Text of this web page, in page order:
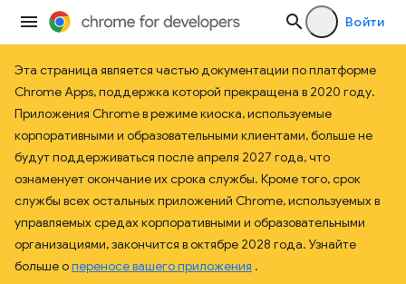
Войти
Эта страница является частью документации по платформе
Chrome Apps, поддержка которой прекращена в 2020 году.
Приложения Chrome в режиме киоска, используемые
корпоративными и образовательными клиентами, больше не
будут поддерживаться после апреля 2027 года, что
ознаменует окончание их срока службы. Кроме того, срок
службы всех остальных приложений Chrome, используемых в
управляемых средах корпоративными и образовательными
организациями, закончится в октябре 2028 года. Узнайте
больше опереносе вашего приложения .